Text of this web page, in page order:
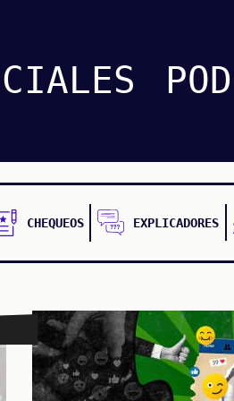
CHEQUEOS EXPLICADORES